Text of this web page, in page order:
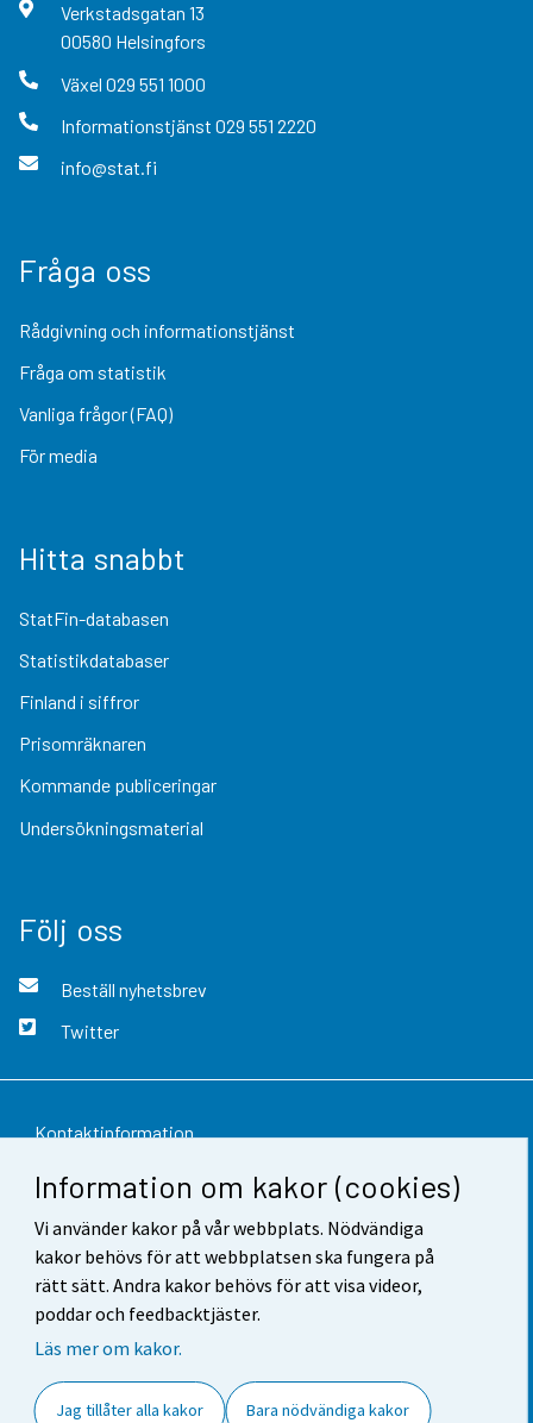
Information om kakor (cookies)
Vi använder kakor på vår webbplats. Nödvändiga
kakor behövs för att webbplatsen ska fungera på
rätt sätt. Andra kakor behövs för att visa videor,
poddar och feedbacktjäster.
Läs mer om kakor.
Jag tillåter alla kakor Bara nödvändiga kakor
Verkstadsgatan 13
00580 Helsingfors
Växel 029 551 1000
Informationstjänst 029 551 2220
info@stat.fi
Fråga oss
Rådgivning och informationstjänst
Fråga om statistik
Vanliga frågor (FAQ)
För media
Hitta snabbt
StatFin-databasen
Statistikdatabaser
Finland i siffror
Prisomräknaren
Kommande publiceringar
Undersökningsmaterial
Följ oss
Beställ nyhetsbrev
Twitter
Kontaktinformation
Respons
Användarvillkor
Dataskydd
Tillgänglighet
Cookie-inställningar